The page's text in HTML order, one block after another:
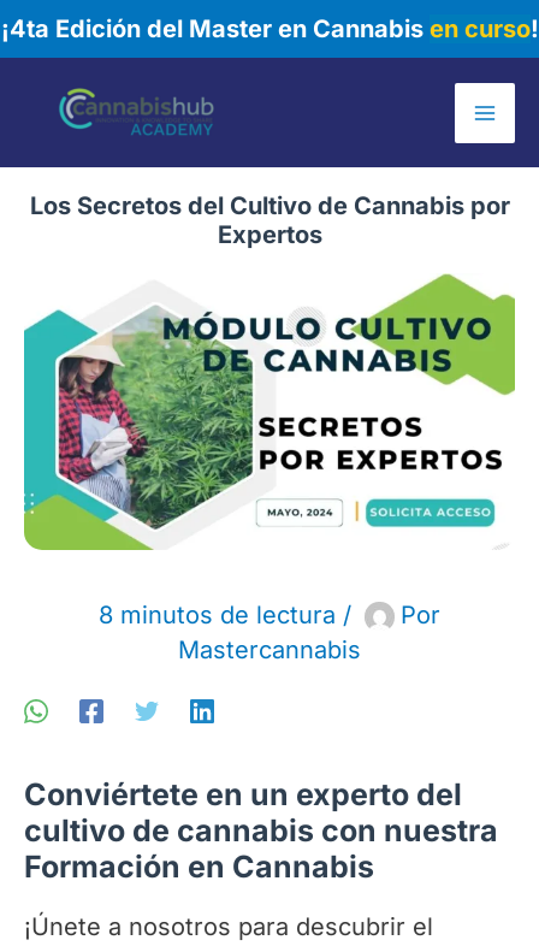
¡4ta Edición del Master en Cannabis en curso!
Los Secretos del Cultivo de Cannabis por
Expertos
8 minutos de lectura /
Por
Mastercannabis
Conviértete en un experto del
cultivo de cannabis con nuestra
Formación en Cannabis
¡Únete a nosotros para descubrir el